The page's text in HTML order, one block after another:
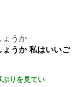
ょうか
うか 私はいいご
りを見てい